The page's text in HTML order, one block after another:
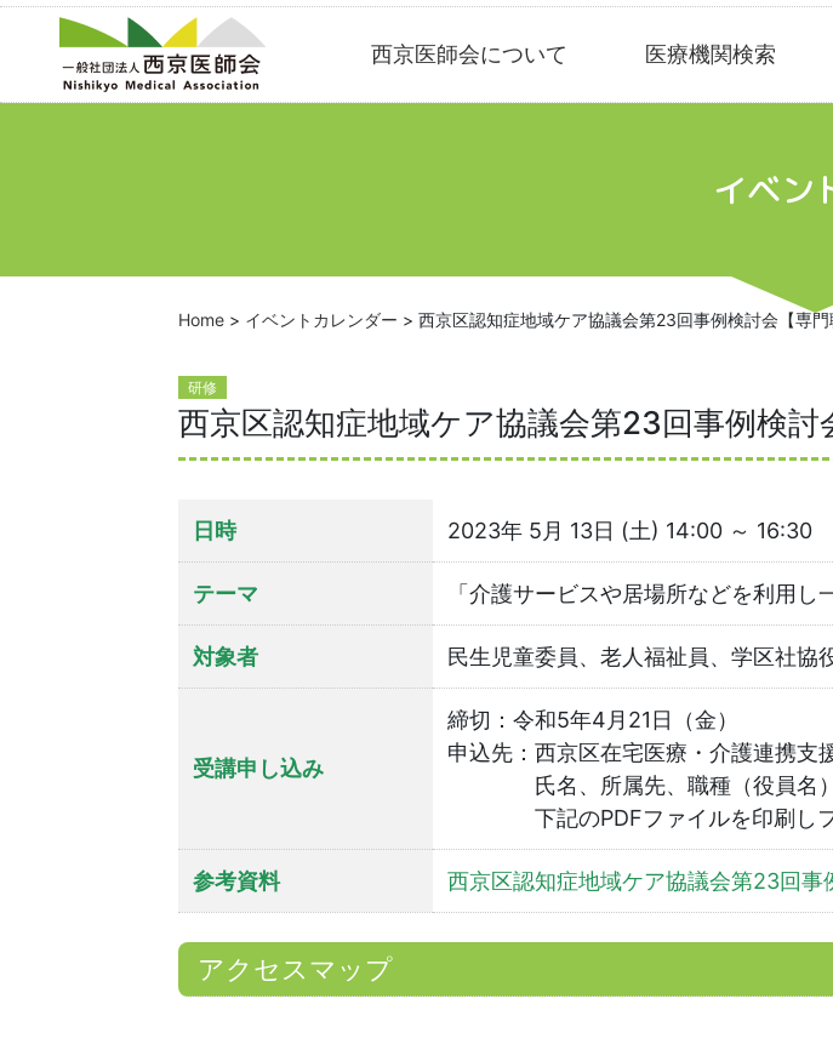
content
西京医師会について 医療機関検索
イベン
Home > イベントカレンダー > 西京区認知症地域ケア協議会第23回事例検討会【専門
研修
西京区認知症地域ケア協議会第23回事例検討
日時 2023年 5月 13日 (土) 14:00 ～ 16:30
テーマ 「介護サービスや居場所などを利用し
対象者 民生児童委員、老人福祉員、学区社協
受講申し込み
締切：令和5年4月21日（金）
申込先：西京区在宅医療・介護連携支
氏名、所属先、職種（役員名）
下記のPDFファイルを印刷しフ
参考資料 西京区認知症地域ケア協議会第23回事
アクセスマップ